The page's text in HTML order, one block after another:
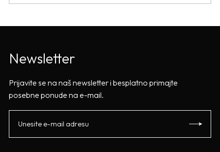
Newsletter
Prijavite se na naš newsletter i besplatno primajte
posebne ponude na e-mail.